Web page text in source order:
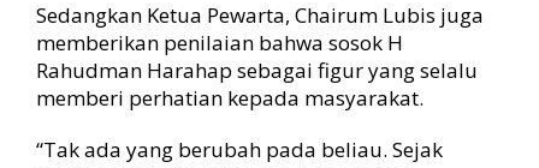
Sedangkan Ketua Pewarta, Chairum Lubis juga
memberikan penilaian bahwa sosok H
Rahudman Harahap sebagai figur yang selalu
memberi perhatian kepada masyarakat.
“Tak ada yang berubah pada beliau. Sejak